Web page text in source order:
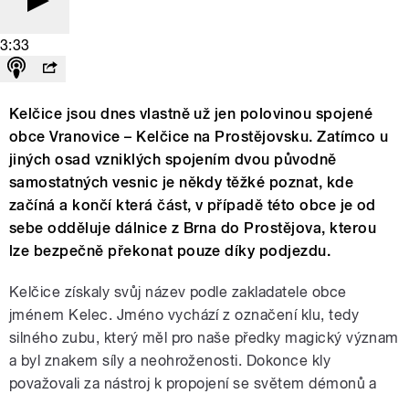
3:33
Kelčice jsou dnes vlastně už jen polovinou spojené
obce Vranovice – Kelčice na Prostějovsku. Zatímco u
jiných osad vzniklých spojením dvou původně
samostatných vesnic je někdy těžké poznat, kde
začíná a končí která část, v případě této obce je od
sebe odděluje dálnice z Brna do Prostějova, kterou
lze bezpečně překonat pouze díky podjezdu.
Kelčice získaly svůj název podle zakladatele obce
jménem Kelec. Jméno vychází z označení klu, tedy
silného zubu, který měl pro naše předky magický význam
a byl znakem síly a neohroženosti. Dokonce kly
považovali za nástroj k propojení se světem démonů a